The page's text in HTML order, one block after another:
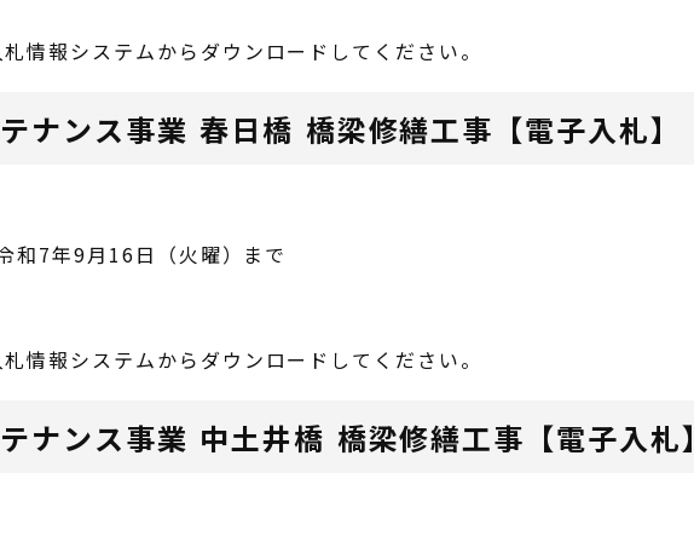
情報システムからダウンロードしてください。
ナンス事業 春日橋 橋梁修繕工事【電子入札】
和7年9月16日（火曜）まで
情報システムからダウンロードしてください。
ナンス事業 中土井橋 橋梁修繕工事【電子入札】